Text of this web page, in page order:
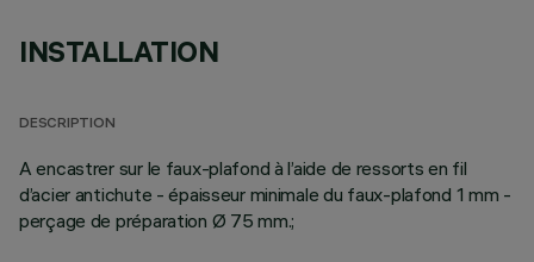
INSTALLATION
DESCRIPTION
A encastrer sur le faux-plafond à l’aide de ressorts en fil
d’acier antichute - épaisseur minimale du faux-plafond 1 mm -
perçage de préparation Ø 75 mm.;